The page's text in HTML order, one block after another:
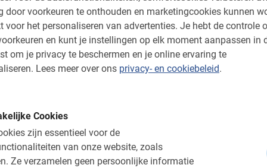
door voorkeuren te onthouden en marketingcookies kunnen
voor het personaliseren van advertenties. Je hebt de controle
en kunt je instellingen op elk moment aanpassen in
om je privacy te beschermen en je online ervaring te
Lees meer over ons privacy- en cookiebeleid.
Cookies
zijn essentieel voor de
van onze website, zoals
Ze verzamelen geen persoonlijke informatie
Op een
Dit is wat onze klanten
Granada Highlights
We willen altijd
zien. We hebben
naar 1 dag later
omstandigheden